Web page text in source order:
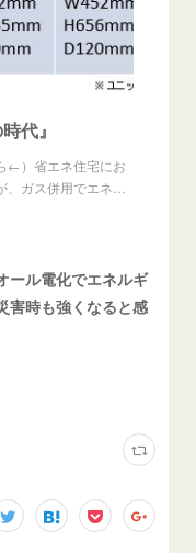
代』
←）省エネ住宅にお
、ガス併用でエネ…
ール電化でエネルギ
害時も強くなると感